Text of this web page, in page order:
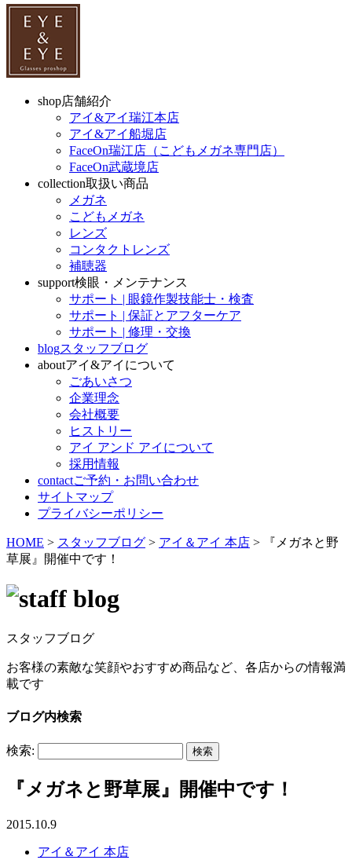
shop店舗紹介
アイ&アイ瑞江本店
アイ&アイ船堀店
FaceOn瑞江店（こどもメガネ専門店）
FaceOn武蔵境店
collection取扱い商品
メガネ
こどもメガネ
レンズ
コンタクトレンズ
補聴器
support検眼・メンテナンス
サポート | 眼鏡作製技能士・検査
サポート | 保証とアフターケア
サポート | 修理・交換
blogスタッフブログ
aboutアイ&アイについて
ごあいさつ
企業理念
会社概要
ヒストリー
アイ アンド アイについて
採用情報
contactご予約・お問い合わせ
サイトマップ
プライバシーポリシー
HOME > スタッフブログ > アイ＆アイ 本店 >
『メガネと野
草展』開催中です！
スタッフブログ
お客様の素敵な笑顔やおすすめ商品など、各店からの情報満
載です
ブログ内検索
検索:
『メガネと野草展』開催中です！
2015.10.9
アイ＆アイ 本店